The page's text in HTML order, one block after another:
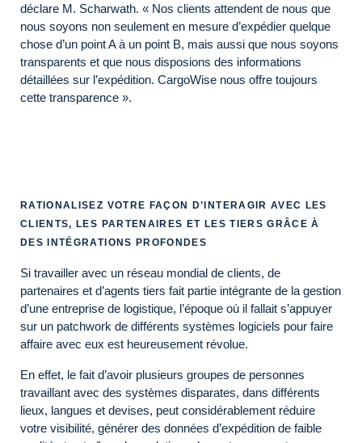
déclare M. Scharwath. « Nos clients attendent de nous que
nous soyons non seulement en mesure d’expédier quelque
chose d’un point A à un point B, mais aussi que nous soyons
transparents et que nous disposions des informations
détaillées sur l’expédition. CargoWise nous offre toujours
cette transparence ».
RATIONALISEZ VOTRE FAÇON D’INTERAGIR AVEC LES
CLIENTS, LES PARTENAIRES ET LES TIERS GRÂCE À
DES INTÉGRATIONS PROFONDES
Si travailler avec un réseau mondial de clients, de
partenaires et d’agents tiers fait partie intégrante de la gestion
d’une entreprise de logistique, l’époque où il fallait s’appuyer
sur un patchwork de différents systèmes logiciels pour faire
affaire avec eux est heureusement révolue.
En effet, le fait d’avoir plusieurs groupes de personnes
travaillant avec des systèmes disparates, dans différents
lieux, langues et devises, peut considérablement réduire
votre visibilité, générer des données d’expédition de faible